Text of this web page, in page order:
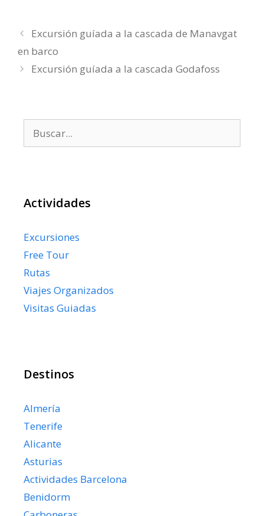
Excursión guíada a la cascada de Manavgat
en barco
Excursión guíada a la cascada Godafoss
Actividades
Excursiones
Free Tour
Rutas
Viajes Organizados
Visitas Guiadas
Destinos
Almería
Tenerife
Alicante
Asturias
Actividades Barcelona
Benidorm